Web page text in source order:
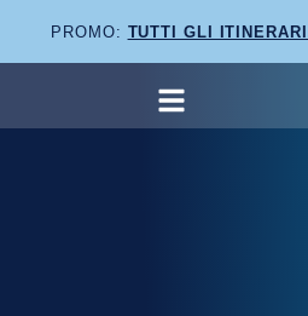
PROMO: TUTTI GLI